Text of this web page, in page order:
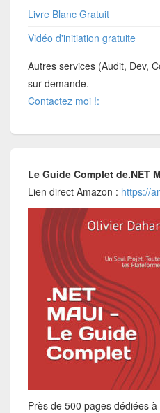
Livre Blanc Gratuit
Vidéo d'initiation gratuite
Autres services (Audit, Dev,
sur demande.
Contactez moi !:
Le Guide Complet de.NET
Lien direct Amazon : https://
Près de 500 pages dédiées